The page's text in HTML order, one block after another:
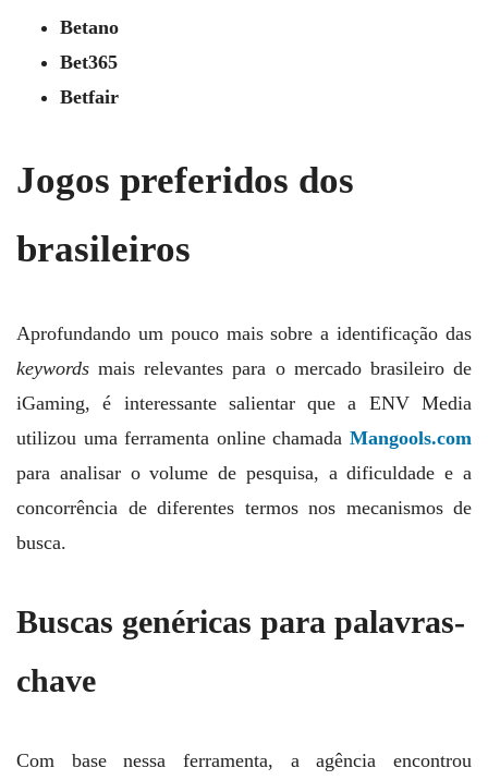
Betano
Bet365
Betfair
Jogos preferidos dos
brasileiros
Aprofundando um pouco mais sobre a identificação das
keywords mais relevantes para o mercado brasileiro de
iGaming, é interessante salientar que a ENV Media
utilizou uma ferramenta online chamada Mangools.com
para analisar o volume de pesquisa, a dificuldade e a
concorrência de diferentes termos nos mecanismos de
busca.
Buscas genéricas para palavras-
chave
Com base nessa ferramenta, a agência encontrou